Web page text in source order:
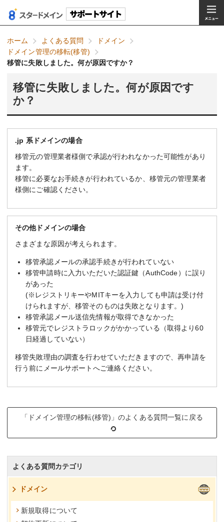
ホーム よくある質問
ドメイン
ドメイン管理の移転(移管)
移管に失敗しました。何が原因ですか？
移管に失敗しました。何が原因です
か？
.jp 系ドメインの場合
移管元の管理業者様側で承認が行われなかった可能性があり
ます。
移管に必要なお手続きが行われているか、移管元の管理業者
様側にご確認ください。
その他ドメインの場合
さまざまな原因が考えられます。
移管承認メールの承認手続きが行われていない
移管申請時に入力いただいた認証鍵（AuthCode）に誤り
があった
(※レジストリキーやMITキーを入力しても申請は受け付
けられますが、移管そのものは失敗となります。)
移管承認メール送信先情報が取得できなかった
移管元でレジストラロックがかかっている（取得より60
日経過していない）
移管失敗理由の調査を行わせていただきますので、再申請を
行う前にメールサポートへご連絡ください。
「ドメイン管理の移転(移管)」のよくある質問一覧に戻る
よくある質問カテゴリ
ドメイン
新規取得について